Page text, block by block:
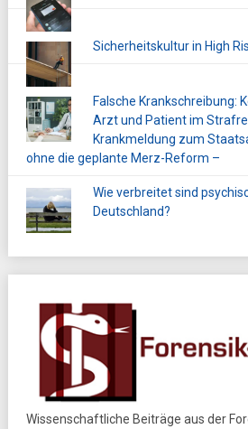
Sicherheitskultur in High
Falsche Krankschreibung:
Arzt und Patient im
Krankmeldung zum
ohne die geplante Merz-Reform –
Wie verbreitet sind
Deutschland?
Wissenschaftliche Beiträge aus der